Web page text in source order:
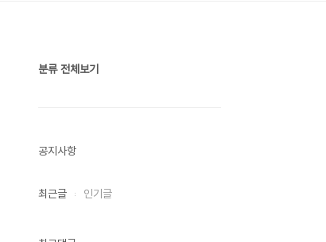
분류 전체보기
공지사항
최근글 인기글